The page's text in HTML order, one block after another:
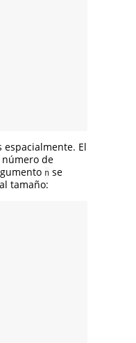
El
de
n se
tamaño: